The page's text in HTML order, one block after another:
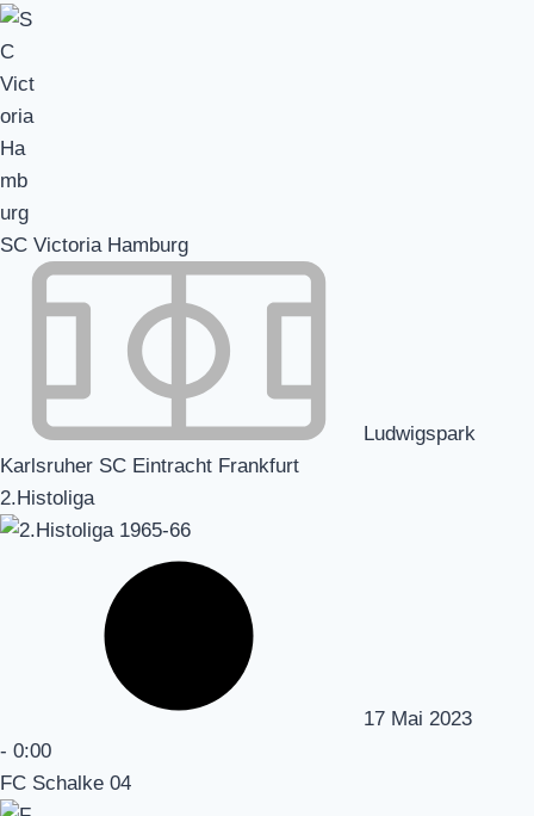
SC Victoria Hamburg
Ludwigspark
Karlsruher SC Eintracht Frankfurt
2.Histoliga
17 Mai 2023
- 0:00
FC Schalke 04